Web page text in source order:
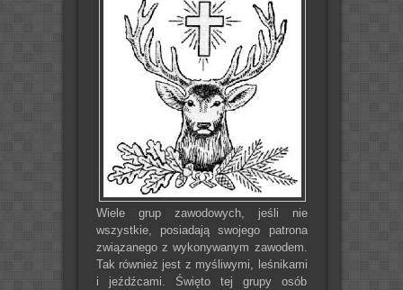
Wiele grup zawodowych, jeśli nie
wszystkie, posiadają swojego patrona
związanego z wykonywanym zawodem.
Tak również jest z myśliwymi, leśnikami
i jeźdźcami. Święto tej grupy osób